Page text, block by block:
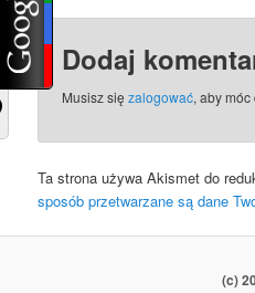
Dodaj
Musisz sięzalogować, aby
Ta strona używa Akismet do
sposób przetwarzane są dane
(c)